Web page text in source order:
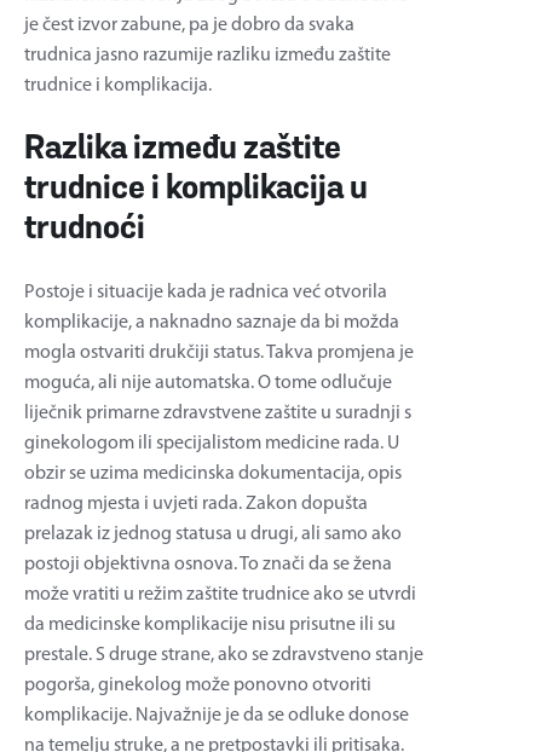
je čest izvor zabune, pa je dobro da svaka
trudnica jasno razumije razliku između zaštite
trudnice i komplikacija.
Razlika između zaštite
trudnice i komplikacija u
trudnoći
Postoje i situacije kada je radnica već otvorila
komplikacije, a naknadno saznaje da bi možda
mogla ostvariti drukčiji status. Takva promjena je
moguća, ali nije automatska. O tome odlučuje
liječnik primarne zdravstvene zaštite u suradnji s
ginekologom ili specijalistom medicine rada. U
obzir se uzima medicinska dokumentacija, opis
radnog mjesta i uvjeti rada. Zakon dopušta
prelazak iz jednog statusa u drugi, ali samo ako
postoji objektivna osnova. To znači da se žena
može vratiti u režim zaštite trudnice ako se utvrdi
da medicinske komplikacije nisu prisutne ili su
prestale. S druge strane, ako se zdravstveno stanje
pogorša, ginekolog može ponovno otvoriti
komplikacije. Najvažnije je da se odluke donose
na temelju struke, a ne pretpostavki ili pritisaka.